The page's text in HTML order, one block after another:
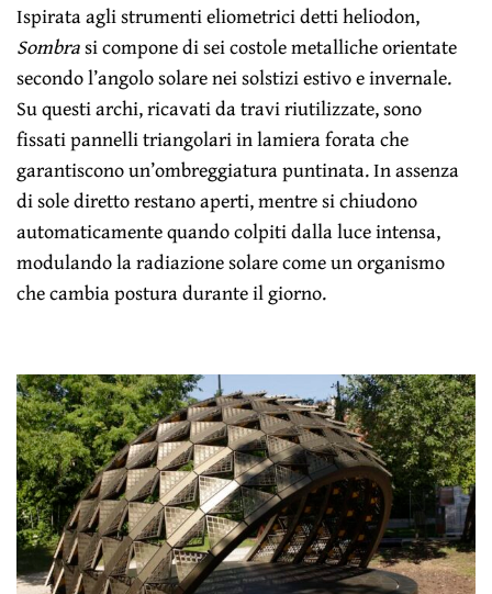
Ispirata agli strumenti eliometrici detti heliodon,
Sombrasi compone di sei costole metalliche orientate
secondo l’angolo solare nei solstizi estivo e invernale.
Su questi archi, ricavati da travi riutilizzate, sono
fissati pannelli triangolari in lamiera forata che
garantiscono un’ombreggiatura puntinata. In assenza
di sole diretto restano aperti, mentre si chiudono
automaticamente quando colpiti dalla luce intensa,
modulando la radiazione solare come un organismo
che cambia postura durante il giorno.